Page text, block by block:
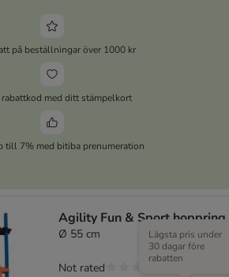
på beställningar över 1000 kr
rabattkod med ditt stämpelkort
till 7% med bitiba prenumeration
Agility Fun & Sport hoppring
Ø 55 cm
Lägsta pris under
30 dagar före
rabatten
Not rated